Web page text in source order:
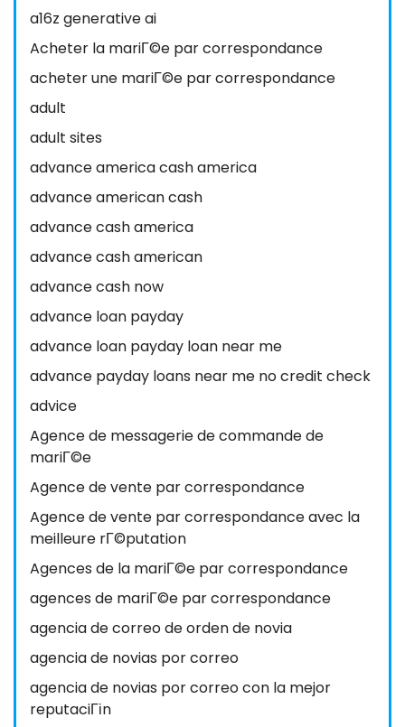
a16z generative ai
Acheter la mariГ©e par correspondance
acheter une mariГ©e par correspondance
adult
adult sites
advance america cash america
advance american cash
advance cash america
advance cash american
advance cash now
advance loan payday
advance loan payday loan near me
advance payday loans near me no credit check
advice
Agence de messagerie de commande de
mariГ©e
Agence de vente par correspondance
Agence de vente par correspondance avec la
meilleure rГ©putation
Agences de la mariГ©e par correspondance
agences de mariГ©e par correspondance
agencia de correo de orden de novia
agencia de novias por correo
agencia de novias por correo con la mejor
reputaciГіn